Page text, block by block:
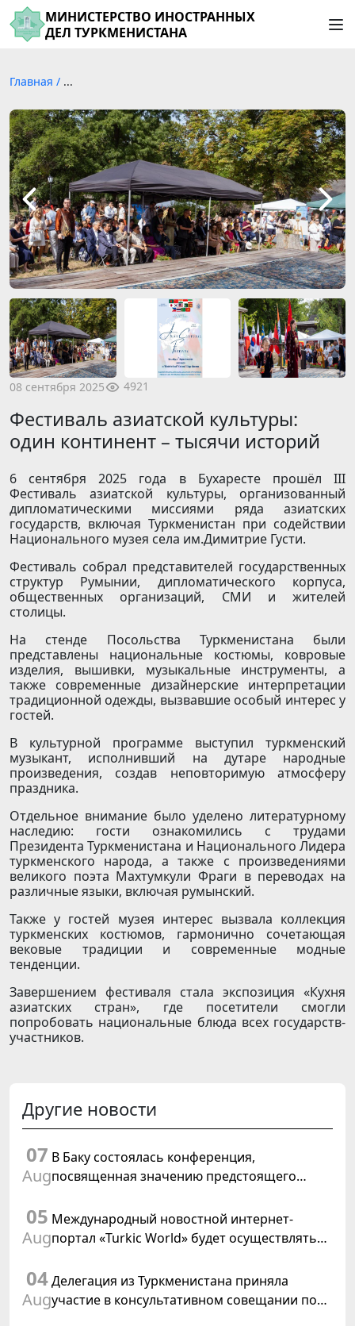
МИНИСТЕРСТВО ИНОСТРАННЫХ
ДЕЛ ТУРКМЕНИСТАНА
Главная / ...
08 сентября 2025 4921
Фестиваль азиатской культуры:
один континент – тысячи историй
6 сентября 2025 года в Бухаресте прошёл III
Фестиваль азиатской культуры, организованный
дипломатическими миссиями ряда азиатских
государств, включая Туркменистан при содействии
Национального музея села им.Димитрие Густи.
Фестиваль собрал представителей государственных
структур Румынии, дипломатического корпуса,
общественных организаций, СМИ и жителей
столицы.
На стенде Посольства Туркменистана были
представлены национальные костюмы, ковровые
изделия, вышивки, музыкальные инструменты, а
также современные дизайнерские интерпретации
традиционной одежды, вызвавшие особый интерес у
гостей.
В культурной программе выступил туркменский
музыкант, исполнивший на дутаре народные
произведения, создав неповторимую атмосферу
праздника.
Отдельное внимание было уделено литературному
наследию: гости ознакомились с трудами
Президента Туркменистана и Национального Лидера
туркменского народа, а также с произведениями
великого поэта Махтумкули Фраги в переводах на
различные языки, включая румынский.
Также у гостей музея интерес вызвала коллекция
туркменских костюмов, гармонично сочетающая
вековые традиции и современные модные
тенденции.
Завершением фестиваля стала экспозиция «Кухня
азиатских стран», где посетители смогли
попробовать национальные блюда всех государств-
участников.
Другие новости
07
Aug
В Баку состоялась конференция,
посвященная значению предстоящего
резолюции ООН «Год международного
права, 2028»
05
Aug
Международный новостной интернет-
портал «Turkic World» будет осуществлять
заседания Халк Маслахаты Туркменистана
04
Aug
Делегация из Туркменистана приняла
участие в консультативном совещании по